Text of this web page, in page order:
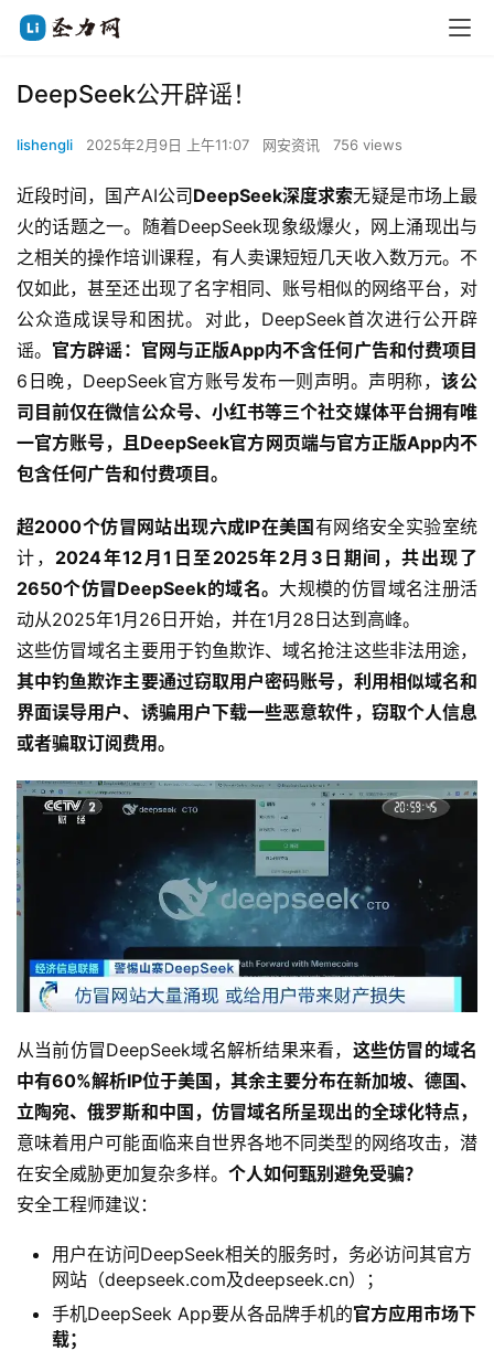
DeepSeek公开辟谣！
lishengli 2025年2月9日 上午11:07 网安资讯 756 views
近段时间，国产AI公司 DeepSeek深度求索无疑是市场上最
火的话题之一。随着DeepSeek现象级爆火，网上涌现出与
之相关的操作培训课程，有人卖课短短几天收入数万元。不
仅如此，甚至还出现了名字相同、账号相似的网络平台，对
公众造成误导和困扰。对此，DeepSeek首次进行公开辟
谣。 官方辟谣：官网与正版App内不含任何广告和付费项目
6日晚，DeepSeek官方账号发布一则声明。声明称，该公
司目前仅在微信公众号、小红书等三个社交媒体平台拥有唯
一官方账号，且DeepSeek官方网页端与官方正版App内不
包含任何广告和付费项目。
超2000个仿冒网站出现六成IP在美国 有网络安全实验室统
计， 2024年12月1日至2025年2月3日期间，共出现了
2650个仿冒DeepSeek的域名。 大规模的仿冒域名注册活
动从2025年1月26日开始，并在1月28日达到高峰。
这些仿冒域名主要用于钓鱼欺诈、域名抢注这些非法用途，
其中钓鱼欺诈主要通过窃取用户密码账号，利用相似域名和
界面误导用户、诱骗用户下载一些恶意软件，窃取个人信息
或者骗取订阅费用。
从当前仿冒DeepSeek域名解析结果来看， 这些仿冒的域名
中有60%解析IP位于美国，其余主要分布在新加坡、德国、
立陶宛、俄罗斯和中国， 仿冒域名所呈现出的全球化特点，
意味着用户可能面临来自世界各地不同类型的网络攻击，潜
在安全威胁更加复杂多样。 个人如何甄别避免受骗？
安全工程师建议：
用户在访问DeepSeek相关的服务时，务必访问其官方
网站（deepseek.com及deepseek.cn）；
手机DeepSeek App要从各品牌手机的官方应用市场下
载；